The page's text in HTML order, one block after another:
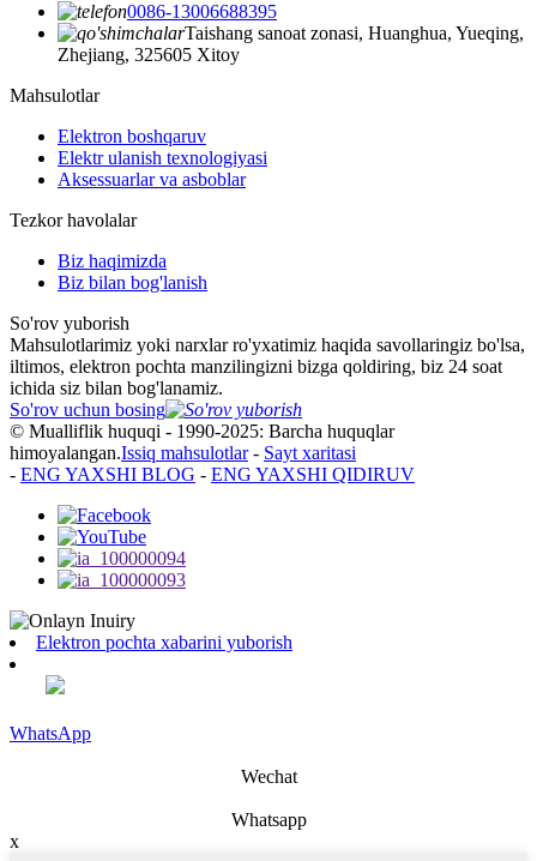
0086-13006688395
Taishang sanoat zonasi, Huanghua, Yueqing,
Zhejiang, 325605 Xitoy
Mahsulotlar
Elektron boshqaruv
Elektr ulanish texnologiyasi
Aksessuarlar va asboblar
Tezkor havolalar
Biz haqimizda
Biz bilan bog'lanish
So'rov yuborish
Mahsulotlarimiz yoki narxlar ro'yxatimiz haqida savollaringiz bo'lsa,
iltimos, elektron pochta manzilingizni bizga qoldiring, biz 24 soat
ichida siz bilan bog'lanamiz.
So'rov uchun bosing
© Mualliflik huquqi - 1990-2025: Barcha huquqlar
himoyalangan.Issiq mahsulotlar- Sayt xaritasi
- ENG YAXSHI BLOG - ENG YAXSHI QIDIRUV
Elektron pochta xabarini yuborish
WhatsApp
Wechat
Whatsapp
x